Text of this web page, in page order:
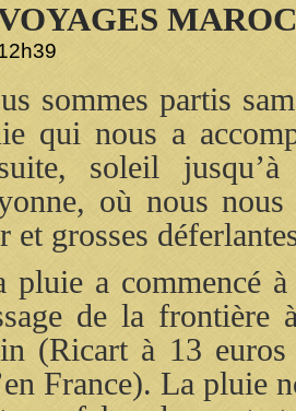
sommes partis
qui nous a
soleil
où nous
et grosses
pluie a commencé
de la frontière
(Ricart à 13
France). La pluie